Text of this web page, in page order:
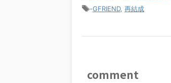
-GFRIEND, 再結成
comment